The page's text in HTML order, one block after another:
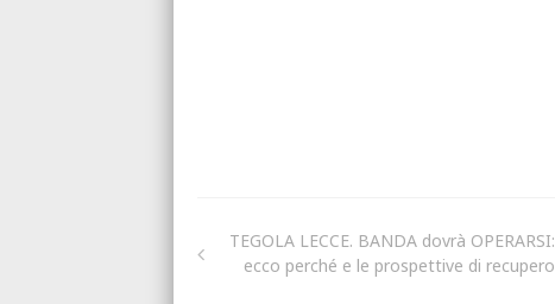
TEGOLA LECCE. BANDA dovrà OPERARSI:
ecco perché e le prospettive di recupero